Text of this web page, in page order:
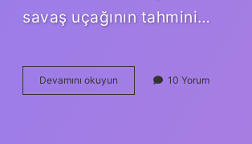
savaş uçağının tahmini…
Devamını okuyun Amerikada
Kaç
10 Yorum